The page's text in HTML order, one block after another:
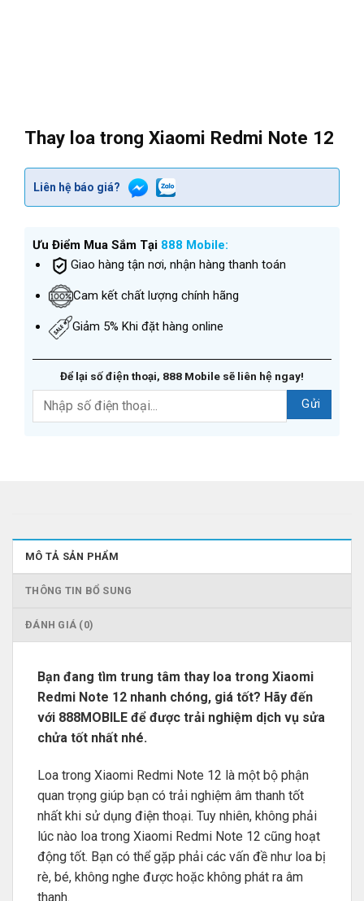
Thay loa trong Xiaomi Redmi Note 12
Liên hệ báo giá?
Ưu Điểm Mua Sắm Tại 888 Mobile:
Giao hàng tận nơi, nhận hàng thanh toán
Cam kết chất lượng chính hãng
Giảm 5% Khi đặt hàng online
Để lại số điện thoại, 888 Mobile sẽ liên hệ ngay!
MÔ TẢ SẢN PHẨM
THÔNG TIN BỔ SUNG
ĐÁNH GIÁ (0)
Bạn đang tìm trung tâm thay loa trong Xiaomi
Redmi Note 12 nhanh chóng, giá tốt? Hãy đến
với 888MOBILE để được trải nghiệm dịch vụ sửa
chửa tốt nhất nhé.
Loa trong Xiaomi Redmi Note 12 là một bộ phận
quan trọng giúp bạn có trải nghiệm âm thanh tốt
nhất khi sử dụng điện thoại. Tuy nhiên, không phải
lúc nào loa trong Xiaomi Redmi Note 12 cũng hoạt
động tốt. Bạn có thể gặp phải các vấn đề như loa bị
rè, bé, không nghe được hoặc không phát ra âm
thanh.